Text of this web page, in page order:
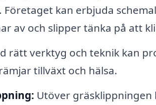
kan erbjuda
av och slipper tänka på att
rätt verktyg och teknik kan
tillväxt och hälsa.
Utöver